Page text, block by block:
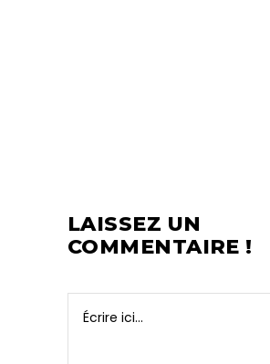
LAISSEZ UN
COMMENTAIRE !